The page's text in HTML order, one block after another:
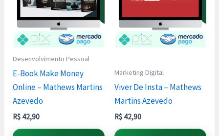
Desenvolvimento Pessoal
E-Book Make Money
Online – Mathews Martins
Azevedo
R$ 42,90
Marketing Digital
Viver De Insta – Mathews
Martins Azevedo
R$ 42,90